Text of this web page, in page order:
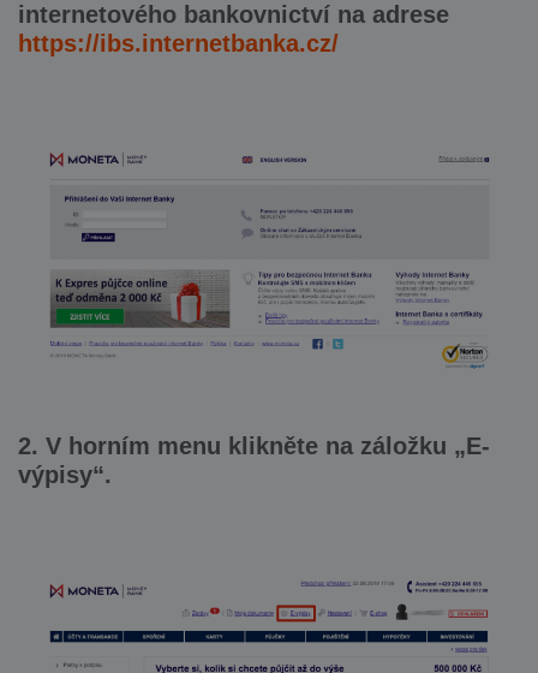
internetového bankovnictví na adrese
https://ibs.internetbanka.cz/
2. V horním menu klikněte na záložku „E-
výpisy“.